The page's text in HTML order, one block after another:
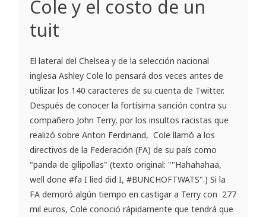
Cole y el costo de un
tuit
El lateral del Chelsea y de la selección nacional
inglesa Ashley Cole lo pensará dos veces antes de
utilizar los 140 caracteres de su cuenta de Twitter.
Después de conocer la fortísima sanción contra su
compañero John Terry, por los insultos racistas que
realizó sobre Anton Ferdinand, Cole llamó a los
directivos de la Federación (FA) de su país como
"panda de gilipollas" (texto original: ""Hahahahaa,
well done #fa I lied did I, #BUNCHOFTWATS".) Si la
FA demoró algún tiempo en castigar a Terry con 277
mil euros, Cole conoció rápidamente que tendrá que